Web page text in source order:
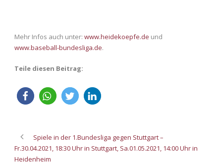
Mehr Infos auch unter: www.heidekoepfe.de und
www.baseball-bundesliga.de.
Teile diesen Beitrag:
Spiele in der 1.Bundesliga gegen Stuttgart –
Fr.30.04.2021, 18:30 Uhr in Stuttgart, Sa.01.05.2021, 14:00 Uhr in
Heidenheim